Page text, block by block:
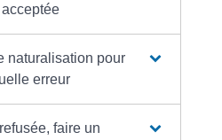
naturalisation pour
erreur
faire un